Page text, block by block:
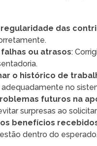
regularidade das
ou atrasos:
o histórico de
no
futuros na
surpresas ao
benefícios
dentro do